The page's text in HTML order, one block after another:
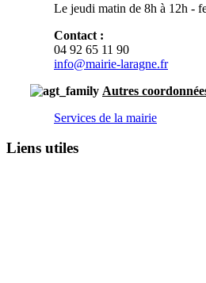
Le jeudi matin de 8h à 12h -
Contact :
04 92 65 11 90
info@mairie-laragne.fr
Autres
Services de la mairie
Liens utiles